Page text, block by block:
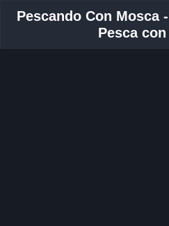
Pescando Con Mosca
Pesca